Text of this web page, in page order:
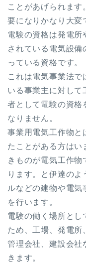
ことがあげられま
要になりかなり大変
電験の資格は発電所
されている電気設
っている資格です。
これは電気事業法で
いる事業主に対して
者として電験の資格
なりません。
事業用電気工作物と
たことがある方はい
きものが電気工作物
ります。と伊達の
ルなどの建物や電気
を行います。
電験の働く場所とし
ため、工場、発電所
管理会社、建設会社
きます。